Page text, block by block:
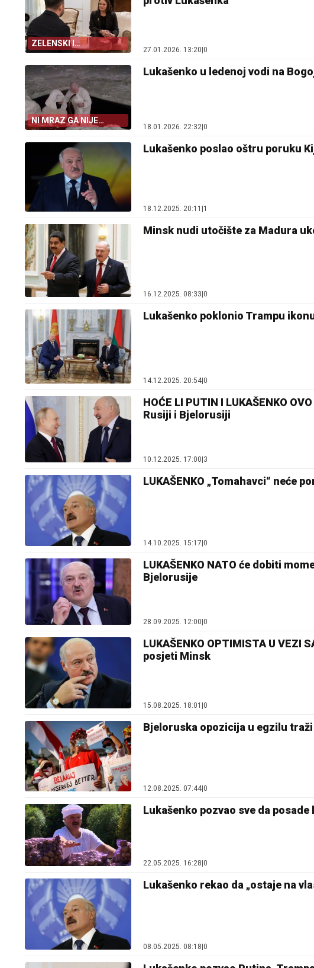
ZELENSKI I
TIHANOVSKA
27.01.2026. 13:20|0
NI MRAZ GA NIJE
ZAUSTAVIO
Lukašenko u ledenoj vodi na
18.01.2026. 22:32|0
Lukašenko poslao oštru poruku
18.12.2025. 20:11 1
Minsk nudi utočište za Madura
16.12.2025. 08:33 0
Lukašenko poklonio Trampu
14.12.2025. 20:54|0
HOĆE LI PUTIN I LUKAŠENKO
Rusiji i Bjelorusiji
10.12.2025. 17:00|3
LUKAŠENKO „Tomahavci“ neće
14.10.2025. 15:17|0
LUKAŠENKO NATO će dobiti
Bjelorusije
28.09.2025. 12:00 0
LUKAŠENKO OPTIMISTA U VEZI
posjeti Minsk
15.08.2025. 18:01 |0
Bjeloruska opozicija u egzilu
12.08.2025. 07:44|0
Lukašenko pozvao sve da
22.05.2025. 16:28 0
Lukašenko rekao da „ostaje na
08.05.2025. 08:18 0